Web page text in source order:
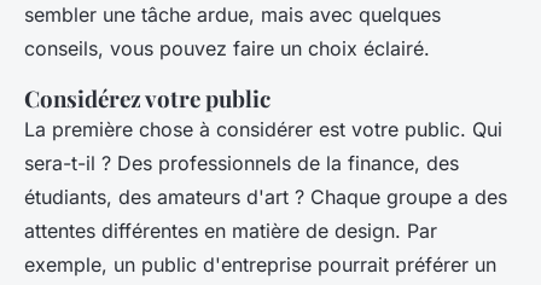
sembler une tâche ardue, mais avec quelques
conseils, vous pouvez faire un choix éclairé.
Considérez votre public
La première chose à considérer est votre public. Qui
sera-t-il ? Des professionnels de la finance, des
étudiants, des amateurs d'art ? Chaque groupe a des
attentes différentes en matière de design. Par
exemple, un public d'entreprise pourrait préférer un